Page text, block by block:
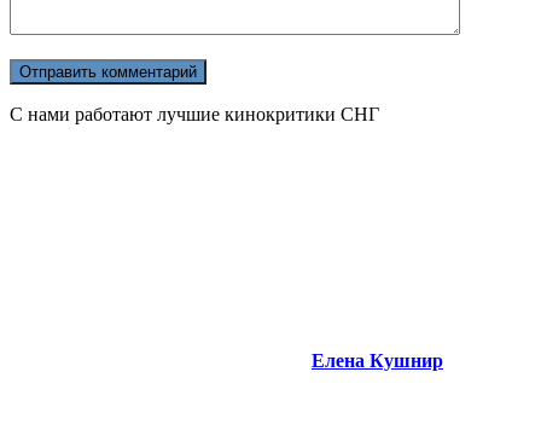
С нами работают лучшие кинокритики СНГ
Елена Кушнир